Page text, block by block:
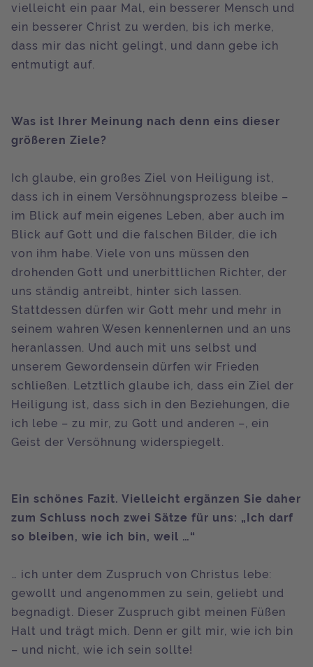
vielleicht ein paar Mal, ein besserer Mensch und
ein besserer Christ zu werden, bis ich merke,
dass mir das nicht gelingt, und dann gebe ich
entmutigt auf.
Was ist Ihrer Meinung nach denn eins dieser
größeren Ziele?
Ich glaube, ein großes Ziel von Heiligung ist,
dass ich in einem Versöhnungsprozess bleibe –
im Blick auf mein eigenes Leben, aber auch im
Blick auf Gott und die falschen Bilder, die ich
von ihm habe. Viele von uns müssen den
drohenden Gott und unerbittlichen Richter, der
uns ständig antreibt, hinter sich lassen.
Stattdessen dürfen wir Gott mehr und mehr in
seinem wahren Wesen kennenlernen und an uns
heranlassen. Und auch mit uns selbst und
unserem Gewordensein dürfen wir Frieden
schließen. Letztlich glaube ich, dass ein Ziel der
Heiligung ist, dass sich in den Beziehungen, die
ich lebe – zu mir, zu Gott und anderen –, ein
Geist der Versöhnung widerspiegelt.
Ein schönes Fazit. Vielleicht ergänzen Sie daher
zum Schluss noch zwei Sätze für uns: „Ich darf
so bleiben, wie ich bin, weil …“
… ich unter dem Zuspruch von Christus lebe:
gewollt und angenommen zu sein, geliebt und
begnadigt. Dieser Zuspruch gibt meinen Füßen
Halt und trägt mich. Denn er gilt mir, wie ich bin
– und nicht, wie ich sein sollte!